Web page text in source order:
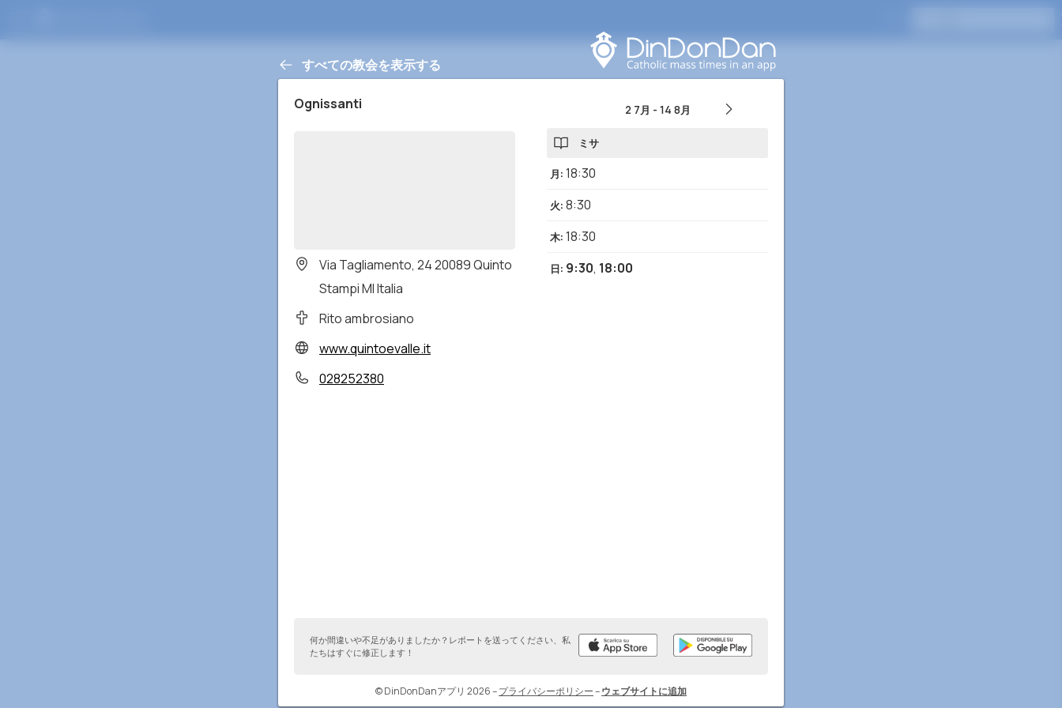
すべての教会を表示する
Ognissanti
Via Tagliamento, 24 20089 Quinto
Stampi MI Italia
Rito ambrosiano
www.quintoevalle.it
028252380
2 7月 - 14 8月
ミサ
月: 18:30
火: 8:30
木: 18:30
日: 9:30, 18:00
何か間違いや不足がありましたか？レポートを送ってください、私
たちはすぐに修正します！
© DinDonDanアプリ 2026–プライバシーポリシー–ウェブサイトに追加